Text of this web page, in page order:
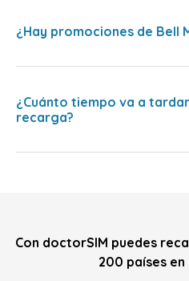
¿Hay promociones de Bell
¿Cuánto tiempo va a
recarga?
Con doctorSIM puedes
200 países en